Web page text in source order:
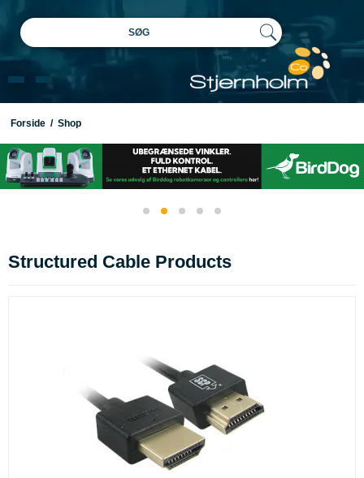
SØG
Forside / Shop
Structured Cable Products